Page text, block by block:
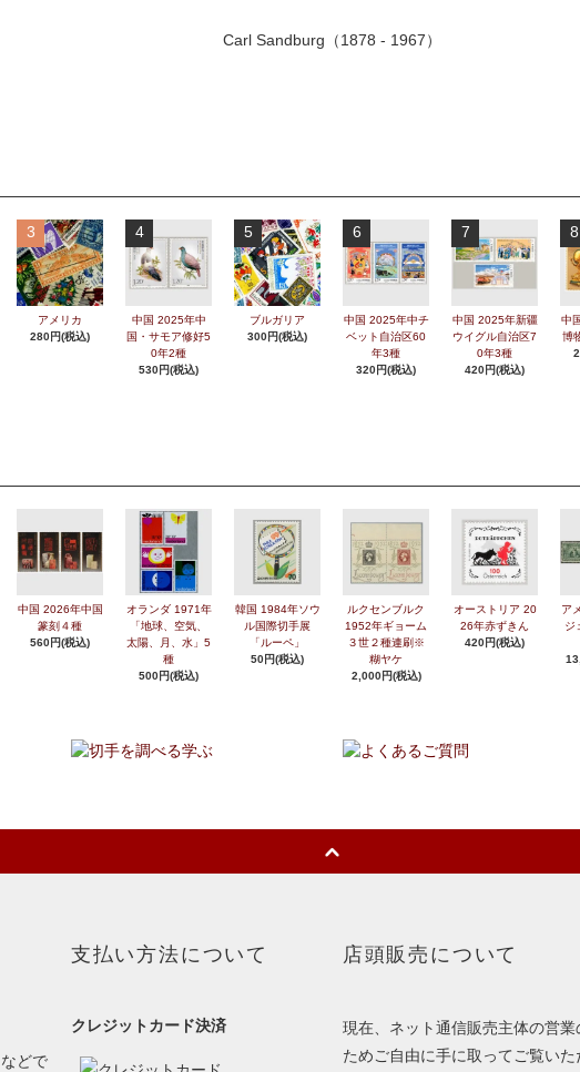
Carl Sandburg（1878 - 1967）
3
アメリカ
280円(税込)
4
中国 2025年中
国・サモア修好5
0年2種
530円(税込)
5
ブルガリア
300円(税込)
6
中国 2025年中チ
ベット自治区60
年3種
320円(税込)
7
中国 2025年新疆
ウイグル自治区7
0年3種
420円(税込)
8
中
博
中国 2026年中国
篆刻４種
560円(税込)
オランダ 1971年
「地球、空気、
太陽、月、水」5
種
500円(税込)
韓国 1984年ソウ
ル国際切手展
「ルーペ」
50円(税込)
ルクセンブルク
1952年ギョーム
３世２種連刷※
糊ヤケ
2,000円(税込)
オーストリア 20
26年赤ずきん
420円(税込)
ア
ジ
どで
支払い方法について
クレジットカード決済
店頭販売について
現在、ネット通信販売主体の営業
ためご自由に手に取ってご覧いた